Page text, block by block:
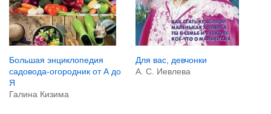
Большая энциклопедия
садовода-огородник от А до
Я
Галина Кизима
Для вас, девчонки
А. С. Иевлева